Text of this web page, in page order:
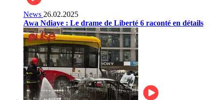
News 26.02.2025
Awa Ndiaye : Le drame de Liberté 6 raconté en détails